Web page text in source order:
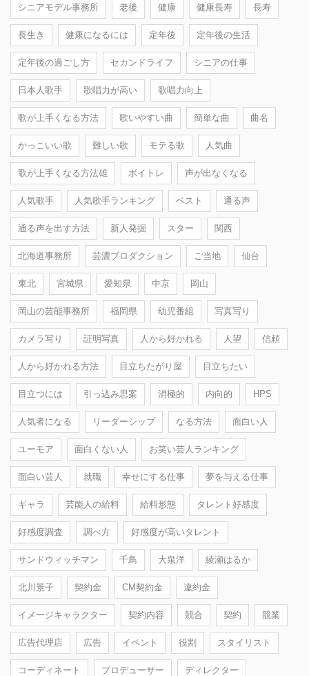
シニアモデル事務所 老後 健康 健康長寿 長寿
長生き 健康になるには 定年後 定年後の生活
定年後の過ごし方 セカンドライフ シニアの仕事
日本人歌手 歌唱力が高い 歌唱力向上
歌が上手くなる方法 歌いやすい曲 簡単な曲 曲名
かっこいい歌 難しい歌 モテる歌 人気曲
歌が上手くなる方法雄 ボイトレ 声が出なくなる
人気歌手 人気歌手ランキング ベスト 通る声
通る声を出す方法 新人発掘 スター 関西
北海道事務所 芸濃プロダクション ご当地 仙台
東北 宮城県 愛知県 中京 岡山
岡山の芸能事務所 福岡県 幼児番組 写真写り
カメラ写り 証明写真 人から好かれる 人望 信頼
人から好かれる方法 目立ちたがり屋 目立ちたい
目立つには 引っ込み思案 消極的 内向的 HPS
人気者になる リーダーシップ なる方法 面白い人
ユーモア 面白くない人 お笑い芸人ランキング
面白い芸人 就職 幸せにする仕事 夢を与える仕事
ギャラ 芸能人の給料 給料形態 タレント好感度
好感度調査 調べ方 好感度が高いタレント
サンドウィッチマン 千鳥 大泉洋 綾瀬はるか
北川景子 契約金 CM契約金 違約金
イメージキャラクター 契約内容 競合 契約 競業
広告代理店 広告 イベント 役割 スタイリスト
コーディネート プロデューサー ディレクター